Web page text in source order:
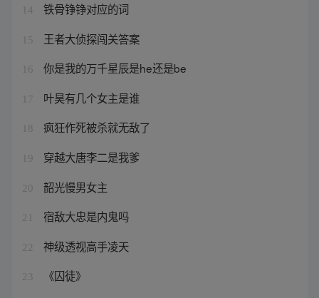
14 铁骨铮铮对应的词
15 王者大侦探闯关答案
16 你是我的万千星辰是he还是be
17 叶昊有几个女主是谁
18 疯狂作死被杀就无敌了
19 穿越大唐李二是我爹
20 韶光慢男女主
21 宿敌大忠是内鬼吗
22 神级透视高手凌天
23 《囚徒》